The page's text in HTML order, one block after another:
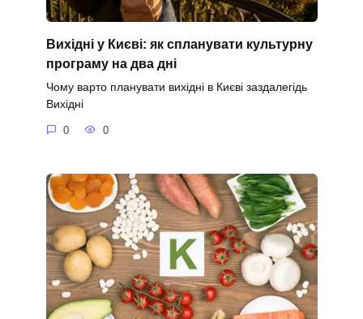
Вихідні у Києві: як спланувати культурну
програму на два дні
Чому варто планувати вихідні в Києві заздалегідь
Вихідні
0 0